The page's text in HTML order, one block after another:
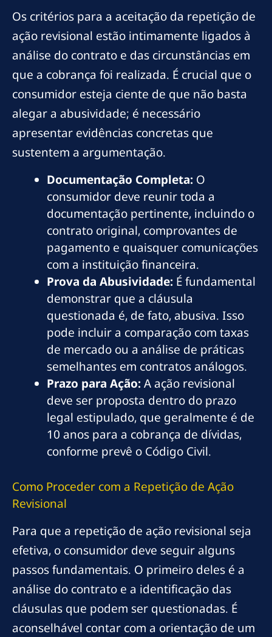
Os critérios para a aceitação da repetição de
ação revisional estão intimamente ligados à
análise do contrato e das circunstâncias em
que a cobrança foi realizada. É crucial que o
consumidor esteja ciente de que não basta
alegar a abusividade; é necessário
apresentar evidências concretas que
sustentem a argumentação.
Documentação Completa: O
consumidor deve reunir toda a
documentação pertinente, incluindo o
contrato original, comprovantes de
pagamento e quaisquer comunicações
com a instituição financeira.
Prova da Abusividade: É fundamental
demonstrar que a cláusula
questionada é, de fato, abusiva. Isso
pode incluir a comparação com taxas
de mercado ou a análise de práticas
semelhantes em contratos análogos.
Prazo para Ação:A ação revisional
deve ser proposta dentro do prazo
legal estipulado, que geralmente é de
10 anos para a cobrança de dívidas,
conforme prevê o Código Civil.
Como Proceder com a Repetição de Ação
Revisional
Para que a repetição de ação revisional seja
efetiva, o consumidor deve seguir alguns
passos fundamentais. O primeiro deles é a
análise do contrato e a identificação das
cláusulas que podem ser questionadas. É
aconselhável contar com a orientação de um